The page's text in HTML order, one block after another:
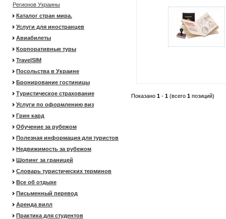
Регионов Украины
Каталог стран мира.
Услуги для иностранцев
Авиабилеты
Корпоративные туры
TravelSIM
Посольства в Украине
Бронирование гостиницы
Туристическое страхование
Услуги по оформлению виз
Грин кард
Обучение за рубежом
Полезная информация для туристов
Недвижимость за рубежом
Шопинг за границей
Словарь туристических терминов
Все об отдыхе
Письменный перевод
Аренда вилл
Практика для студентов
Показано 1 - 1 (всего 1 позиций)